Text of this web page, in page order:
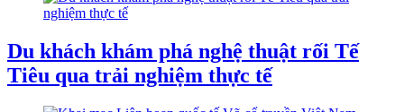
Du khách khám phá nghệ thuật rối Tế
Tiêu qua trải nghiệm thực tế